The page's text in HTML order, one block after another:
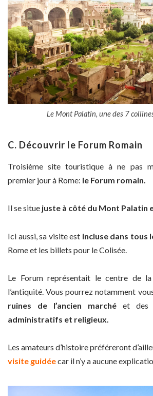
Le Mont Palatin, une des 7
C. Découvrir le Forum Romain
Troisième site touristique à ne pas
premier jour à Rome: le Forum romain.
Il se situe juste à côté du Mont Palatin
Ici aussi, sa visite est incluse dans tous
Rome et les billets pour le Colisée.
Le Forum représentait le centre de
l’antiquité. Vous pourrez notamment
ruines de l’ancien marché et des
administratifs et religieux.
Les amateurs d’histoire préféreront
visite guidéecar il n’y a aucune